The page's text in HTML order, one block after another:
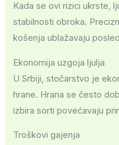
Kada se ovi rizici ukrste,
stabilnosti obroka.
košenja ublažavaju
Ekonomija uzgoja ljulja
U Srbiji, stočarstvo je
hrane. Hrana se često
izbira sorti povećavaju
Troškovi gajenja